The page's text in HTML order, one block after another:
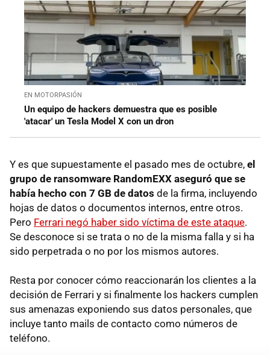
EN MOTORPASIÓN
Un equipo de hackers demuestra que es posible
'atacar' un Tesla Model X con un dron
Y es que supuestamente el pasado mes de octubre, el
grupo de ransomware RandomEXX aseguró que se
había hecho con 7 GB de datos de la firma, incluyendo
hojas de datos o documentos internos, entre otros.
Pero Ferrari negó haber sido víctima de este ataque.
Se desconoce si se trata o no de la misma falla y si ha
sido perpetrada o no por los mismos autores.
Resta por conocer cómo reaccionarán los clientes a la
decisión de Ferrari y si finalmente los hackers cumplen
sus amenazas exponiendo sus datos personales, que
incluye tanto mails de contacto como números de
teléfono.